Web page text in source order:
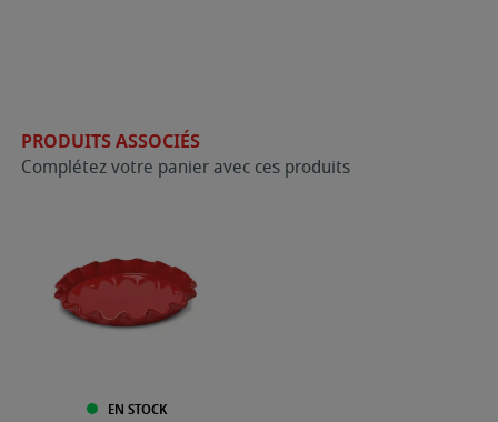
PRODUITS ASSOCIÉS
Complétez votre panier avec ces produits
EN STOCK